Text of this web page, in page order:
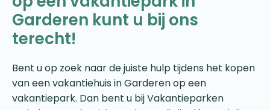
Garderen kunt u bij ons
terecht!
Bent u op zoek naar de juiste hulp tijdens het kopen
van een vakantiehuis in Garderen op een
vakantiepark. Dan bent u bij Vakantieparken